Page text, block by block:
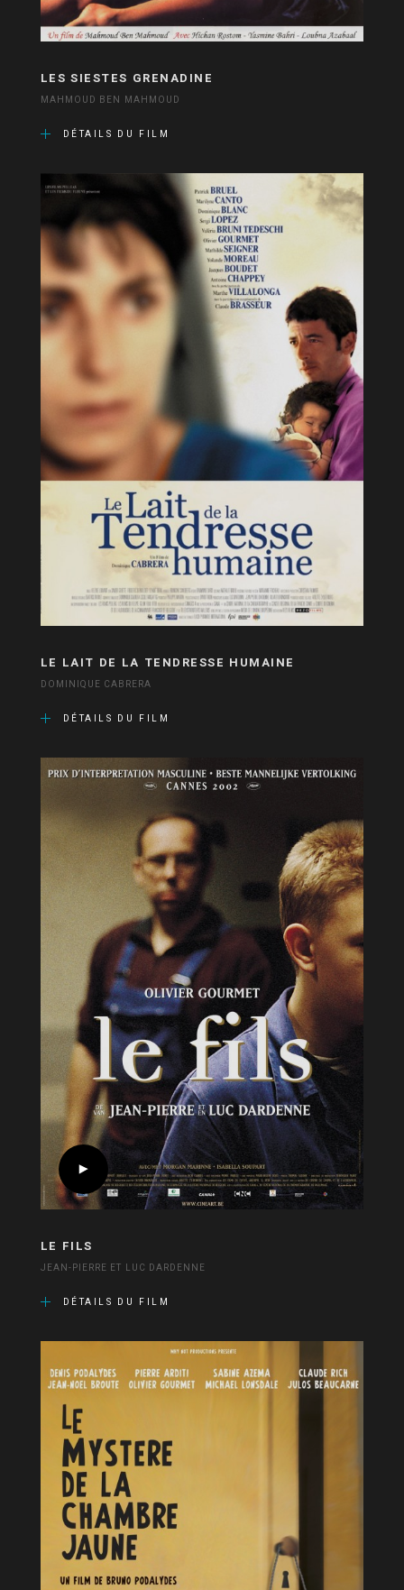
LES SIESTES GRENADINE
MAHMOUD BEN MAHMOUD
DÉTAILS DU FILM
LE LAIT DE LA TENDRESSE HUMAINE
DOMINIQUE CABRERA
DÉTAILS DU FILM
LE FILS
JEAN-PIERRE ET LUC DARDENNE
DÉTAILS DU FILM